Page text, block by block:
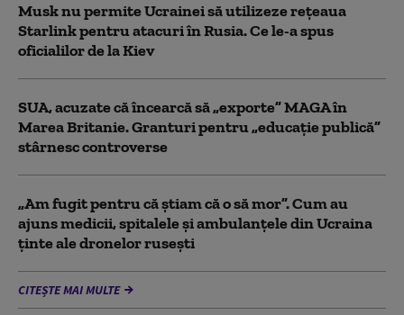
Musk nu permite Ucrainei să utilizeze reţeaua
Starlink pentru atacuri în Rusia. Ce le-a spus
oficialilor de la Kiev
SUA, acuzate că încearcă să „exporte” MAGA în
Marea Britanie. Granturi pentru „educație publică”
stârnesc controverse
„Am fugit pentru că știam că o să mor”. Cum au
ajuns medicii, spitalele și ambulanțele din Ucraina
ținte ale dronelor rusești
CITEȘTE MAI MULTE